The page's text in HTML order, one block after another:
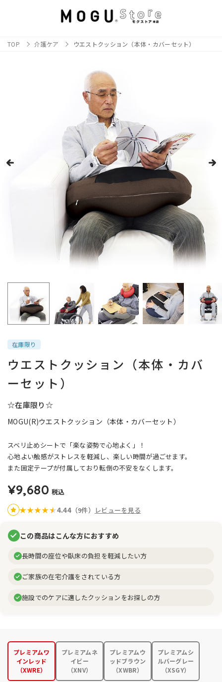
TOP 介護ケア ウエストクッション（本体・カバーセット）
在庫限り
ウエストクッション（本体・カバ
ーセット）
☆在庫限り☆
MOGU(R)ウエストクッション（本体・カバーセット）
スベリ止めシートで「楽な姿勢で心地よく」！
心地よい触感がストレスを軽減し、楽しい時間が過ごせます。
また固定テープが付属しており転倒の不安をなくします。
¥9,680 税込
★★★★★
★4.44（9件） レビューを見る
この商品はこんな方におすすめ
長時間の座位や臥床の負担を軽減したい方
ご家族の在宅介護をされている方
施設でのケアに適したクッションをお探しの方
プレミアムワ
インレッド
（XWRE）
プレミアムネ
イビー
（XNV）
プレミアムウ
ッドブラウン
（XWBR）
プレミアムシ
ルバーグレー
（XSGY）